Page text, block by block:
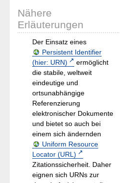
Nähere
Erläuterungen
Der Einsatz eines
Persistent Identifier
(hier: URN)
ermöglicht
die stabile, weltweit
eindeutige und
ortsunabhängige
Referenzierung
elektronischer Dokumente
und bietet so auch bei
einem sich ändernden
Uniform Resource
Locator (URL)
Zitationssicherheit. Daher
eignen sich URNs zur